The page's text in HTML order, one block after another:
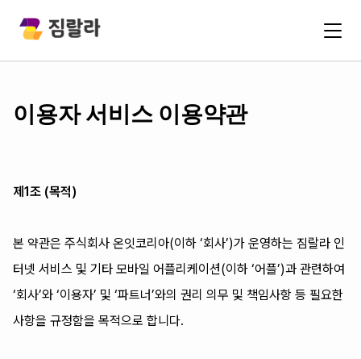
이용자 서비스 이용약관
제1조 (목적)
본 약관은 주식회사 온잇코리아(이하 ‘회사’)가 운영하는 짐랄라 인
터넷 서비스 및 기타 모바일 어플리케이션(이하 ‘어플’)과 관련하여
‘회사’와 ‘이용자’ 및 ‘파트너’와의 권리 의무 및 책임사항 등 필요한
사항을 규정함을 목적으로 합니다.